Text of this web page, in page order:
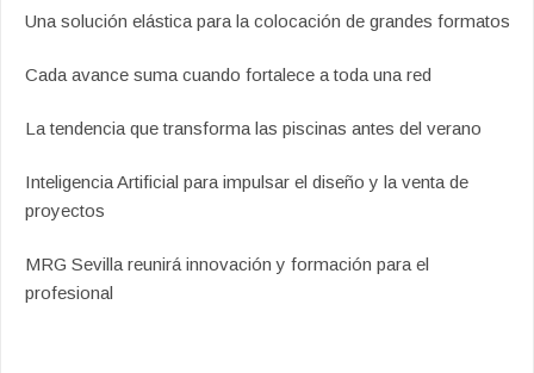
Una solución elástica para la colocación de grandes formatos
Cada avance suma cuando fortalece a toda una red
La tendencia que transforma las piscinas antes del verano
Inteligencia Artificial para impulsar el diseño y la venta de
proyectos
MRG Sevilla reunirá innovación y formación para el
profesional